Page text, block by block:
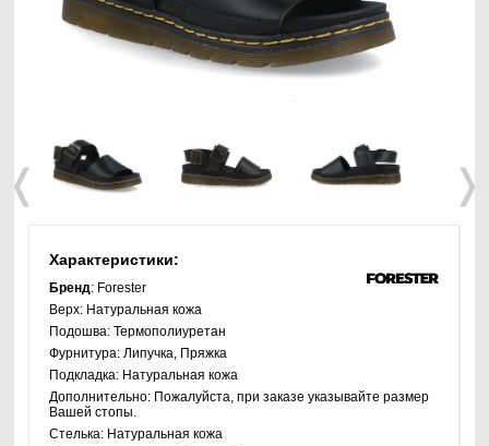
❬ ❭
Характеристики:
Бренд: Forester
Верх: Натуральная кожа
Подошва:Термополиуретан
Фурнитура: Липучка, Пряжка
Подкладка: Натуральная кожа
Дополнительно: Пожалуйста, при заказе указывайте размер
Вашей стопы.
Стелька: Натуральная кожа